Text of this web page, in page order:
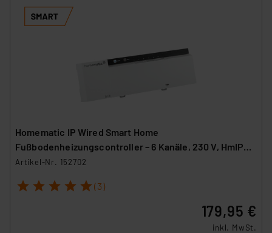
Homematic IP Wired Smart Home
Fußbodenheizungscontroller – 6 Kanäle, 230 V, HmIPW-
FAL230-C6
Artikel-Nr. 152702
1 2 3 4 5 (3)
179,95 €
inkl. MwSt.